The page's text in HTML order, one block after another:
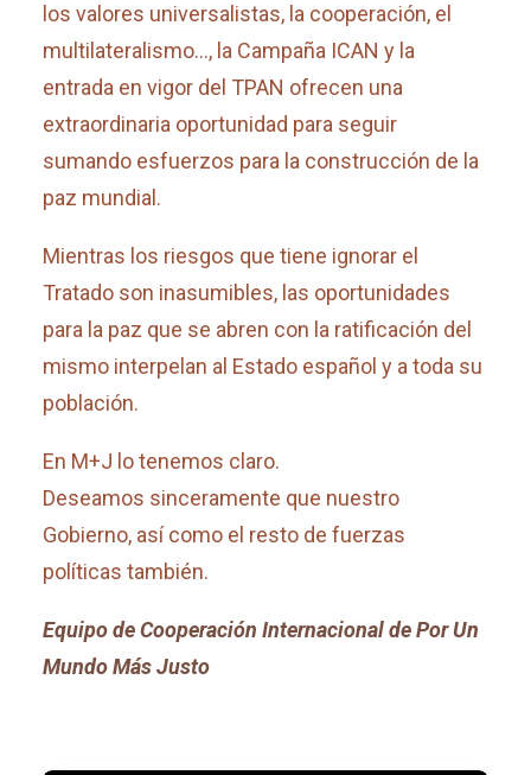
los valores universalistas, la cooperación, el
multilateralismo…, la Campaña ICAN y la
entrada en vigor del TPAN ofrecen una
extraordinaria oportunidad para seguir
sumando esfuerzos para la construcción de la
paz mundial.
Mientras los riesgos que tiene ignorar el
Tratado son inasumibles, las oportunidades
para la paz que se abren con la ratificación del
mismo interpelan al Estado español y a toda su
población.
En M+J lo tenemos claro.
Deseamos sinceramente que nuestro
Gobierno, así como el resto de fuerzas
políticas también.
Equipo de Cooperación Internacional de Por Un
Mundo Más Justo